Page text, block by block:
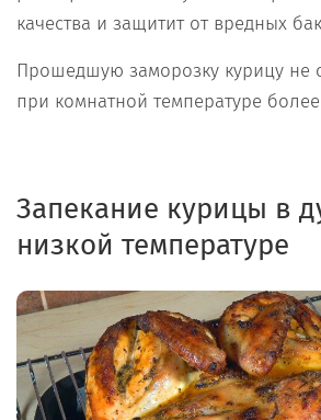
качества и защитит от вредных
Прошедшую заморозку курицу не
при комнатной температуре
Запекание курицы в
низкой температуре